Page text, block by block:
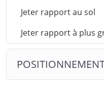
Jeter rapport au sol
Jeter rapport à plus